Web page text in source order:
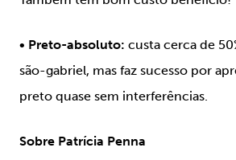
• Preto-absoluto: custa cerca de
são-gabriel, mas faz sucesso por
preto quase sem interferências.
Sobre Patrícia Penna